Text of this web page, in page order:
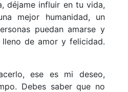
déjame influir en tu vida,
mejor humanidad, un
puedan amarse y
de amor y felicidad.
ese es mi deseo,
Debes saber que no